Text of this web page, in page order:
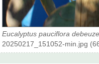
Eucalyptus pauciflora
20250217_151052-min.jpg